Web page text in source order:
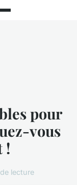
pour
vous
!
lecture